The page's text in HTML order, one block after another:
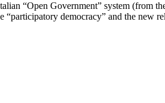
“Open Government” system (from
democracy” and the new